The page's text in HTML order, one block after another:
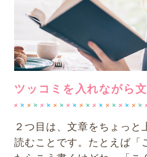
ながら読むのは、とても能動的な読み方
です。人は心が能動的、つまり前のめり
で少し攻撃的なときは、記憶力がアップ
する
のです。
ビジネス的な文章を読むときに、目を泳
いと苦しむのは、今日で卒業しましょ
そして、全体を視覚に写し込んだところ
で、もう一度、サラッと上から目線でツ
ッコミを入れながら読んでみてくださ